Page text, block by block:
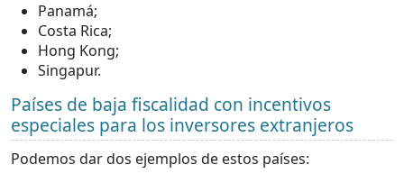
Panamá;
Costa Rica;
Hong Kong;
Singapur.
Países de baja fiscalidad con incentivos
especiales para los inversores extranjeros
Podemos dar dos ejemplos de estos países: